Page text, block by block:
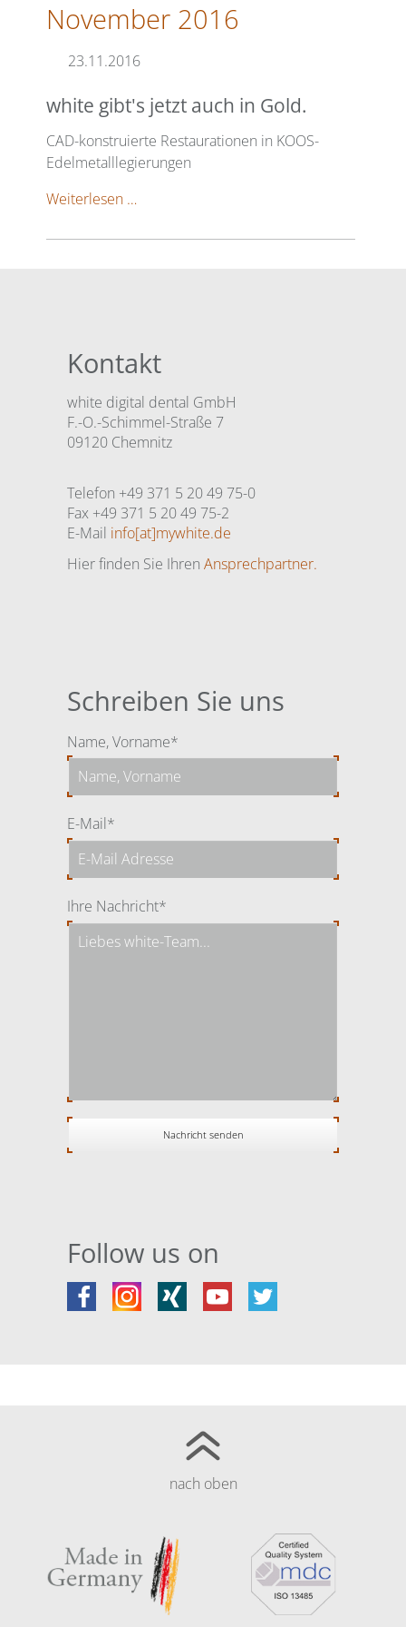
November 2016
23.11.2016
white gibt's jetzt auch in Gold.
CAD-konstruierte Restaurationen in KOOS-
Edelmetalllegierungen
Weiterlesen …
jetzt
Kontakt
white digital dental GmbH
F.-O.-Schimmel-Straße 7
09120 Chemnitz
Telefon +49 371 5 20 49 75-0
Fax +49 371 5 20 49 75-2
E-Mail info[at]mywhite.de
Hier finden Sie Ihren Ansprechpartner.
Schreiben Sie uns
Pflichtfeld
Name, Vorname*
Pflichtfeld
E-Mail*
Pflichtfeld
Ihre Nachricht*
Follow us on
nach oben